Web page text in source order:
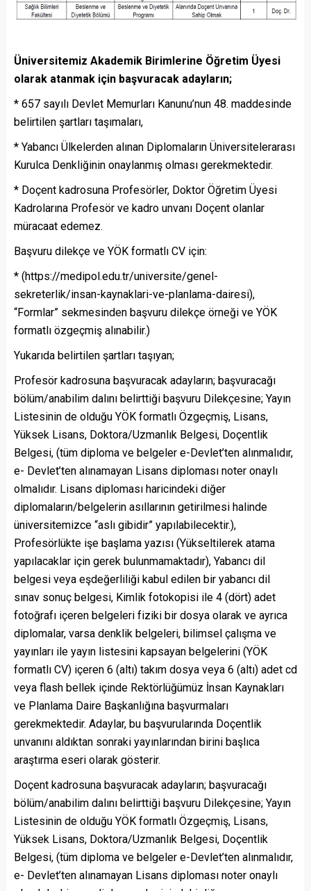
Üniversitemiz Akademik Birimlerine Öğretim Üyesi
olarak atanmak için başvuracak adayların;
* 657 sayılı Devlet Memurları Kanunu’nun 48. maddesinde
belirtilen şartları taşımaları,
* Yabancı Ülkelerden alınan Diplomaların Üniversitelerarası
Kurulca Denkliğinin onaylanmış olması gerekmektedir.
* Doçent kadrosuna Profesörler, Doktor Öğretim Üyesi
Kadrolarına Profesör ve kadro unvanı Doçent olanlar
müracaat edemez.
Başvuru dilekçe ve YÖK formatlı CV için:
* (https://medipol.edu.tr/universite/genel-
sekreterlik/insan-kaynaklari-ve-planlama-dairesi),
“Formlar” sekmesinden başvuru dilekçe örneği ve YÖK
formatlı özgeçmiş alınabilir.)
Yukarıda belirtilen şartları taşıyan;
Profesör kadrosuna başvuracak adayların; başvuracağı
bölüm/anabilim dalını belirttiği başvuru Dilekçesine; Yayın
Listesinin de olduğu YÖK formatlı Özgeçmiş, Lisans,
Yüksek Lisans, Doktora/Uzmanlık Belgesi, Doçentlik
Belgesi, (tüm diploma ve belgeler e-Devlet’ten alınmalıdır,
e- Devlet’ten alınamayan Lisans diploması noter onaylı
olmalıdır. Lisans diploması haricindeki diğer
diplomaların/belgelerin asıllarının getirilmesi halinde
üniversitemizce “aslı gibidir” yapılabilecektir.),
Profesörlükte işe başlama yazısı (Yükseltilerek atama
yapılacaklar için gerek bulunmamaktadır), Yabancı dil
belgesi veya eşdeğerliliği kabul edilen bir yabancı dil
sınav sonuç belgesi, Kimlik fotokopisi ile 4 (dört) adet
fotoğrafı içeren belgeleri fiziki bir dosya olarak ve ayrıca
diplomalar, varsa denklik belgeleri, bilimsel çalışma ve
yayınları ile yayın listesini kapsayan belgelerini (YÖK
formatlı CV) içeren 6 (altı) takım dosya veya 6 (altı) adet cd
veya flash bellek içinde Rektörlüğümüz İnsan Kaynakları
ve Planlama Daire Başkanlığına başvurmaları
gerekmektedir. Adaylar, bu başvurularında Doçentlik
unvanını aldıktan sonraki yayınlarından birini başlıca
araştırma eseri olarak gösterir.
Doçent kadrosuna başvuracak adayların; başvuracağı
bölüm/anabilim dalını belirttiği başvuru Dilekçesine; Yayın
Listesinin de olduğu YÖK formatlı Özgeçmiş, Lisans,
Yüksek Lisans, Doktora/Uzmanlık Belgesi, Doçentlik
Belgesi, (tüm diploma ve belgeler e-Devlet’ten alınmalıdır,
e- Devlet’ten alınamayan Lisans diploması noter onaylı